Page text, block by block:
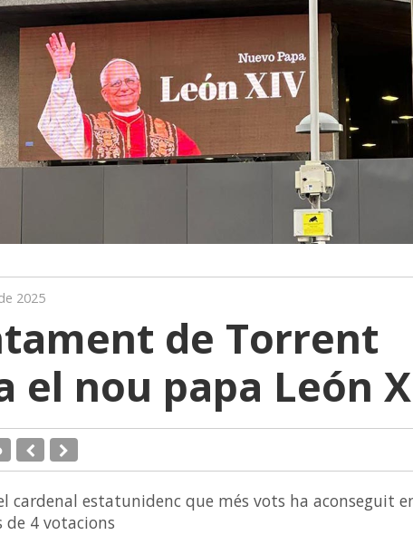
2025
de Torrent
el nou papa León
cardenal estatunidenc que més vots ha aconseguit
de 4 votacions